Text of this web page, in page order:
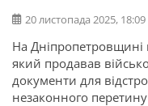
20 листопада 2025, 18:09
На Дніпропетровщині
який продавав
документи для
незаконного